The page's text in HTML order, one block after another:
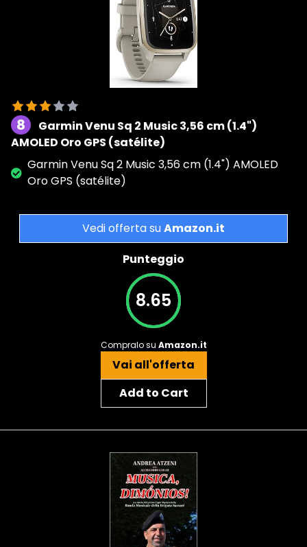
8
Garmin Venu Sq 2 Music 3,56 cm (1.4")
AMOLED Oro GPS (satélite)
Garmin Venu Sq 2 Music 3,56 cm (1.4") AMOLED
Oro GPS (satélite)
Vedi offerta suAmazon.it
Punteggio
8.65
Compralo su Amazon.it
Vai all'offerta
Add to Cart